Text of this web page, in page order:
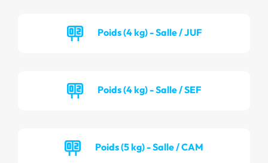
Poids (4 kg) - Salle / JUF
Poids (4 kg) - Salle / SEF
Poids (5 kg) - Salle / CAM